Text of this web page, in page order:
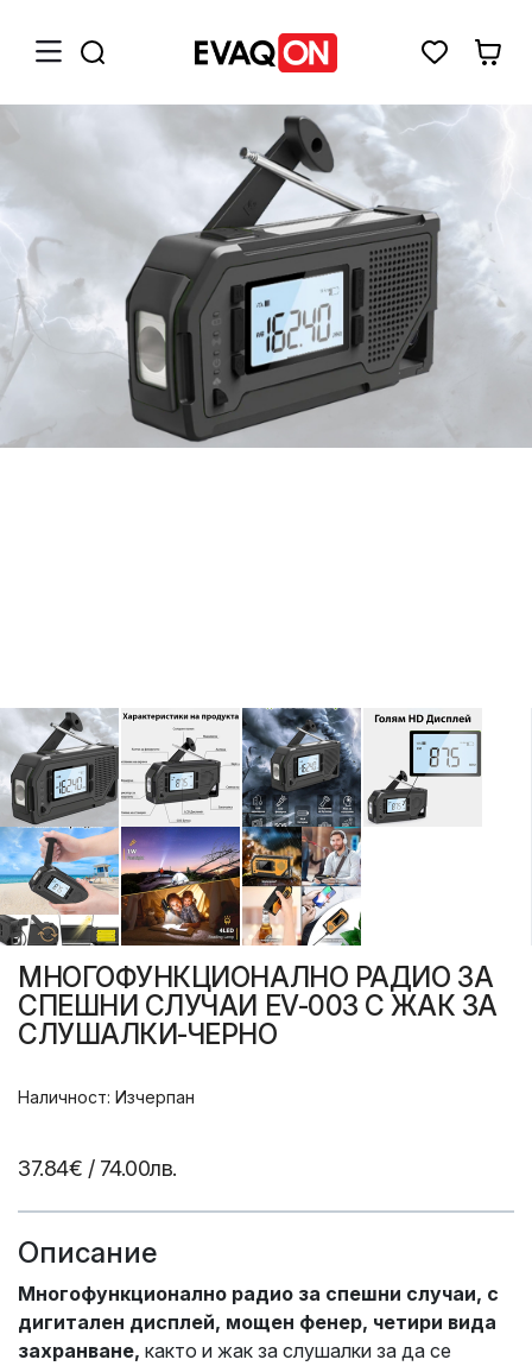
МНОГОФУНКЦИОНАЛНО РАДИО ЗА
СПЕШНИ СЛУЧАИ EV-003 С ЖАК ЗА
СЛУШАЛКИ-ЧЕРНО
Наличност: Изчерпан
37.84€ / 74.00лв.
Описание
Многофункционално радио за спешни случаи, с
дигитален дисплей, мощен фенер, четири вида
захранване, както и жак за слушалки за да се